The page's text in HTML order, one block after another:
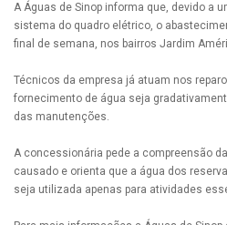
A Águas de Sinop informa que, devido a
sistema do quadro elétrico, o
final de semana, nos bairros Jardim
Técnicos da empresa já atuam nos
fornecimento de água seja
das manutenções.
A concessionária pede a compreensão
causado e orienta que a água dos
seja utilizada apenas para atividades